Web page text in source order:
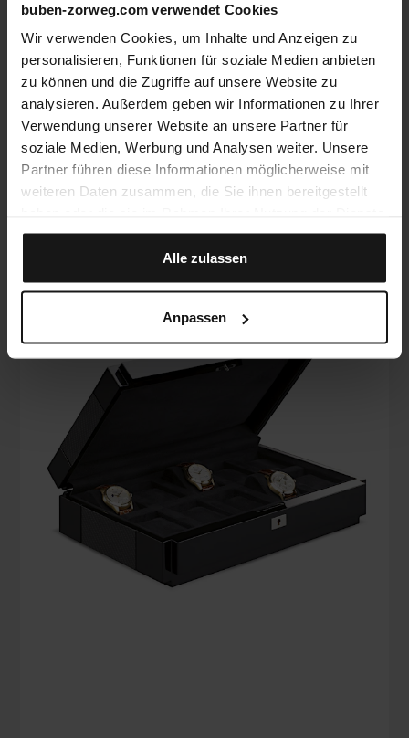
buben-zorweg.com verwendet Cookies
Wir verwenden Cookies, um Inhalte und Anzeigen zu
personalisieren, Funktionen für soziale Medien anbieten
zu können und die Zugriffe auf unsere Website zu
analysieren. Außerdem geben wir Informationen zu Ihrer
Verwendung unserer Website an unsere Partner für
soziale Medien, Werbung und Analysen weiter. Unsere
Partner führen diese Informationen möglicherweise mit
weiteren Daten zusammen, die Sie ihnen bereitgestellt
gesammelt haben.
Alle zulassen
Anpassen